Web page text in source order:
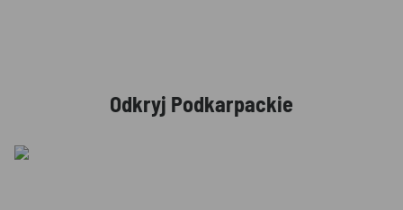
Odkryj Podkarpackie